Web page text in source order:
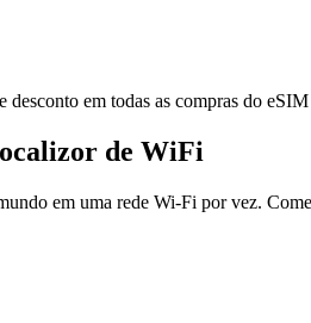
em todas as compras do
de WiFi
em uma rede Wi-Fi por vez.